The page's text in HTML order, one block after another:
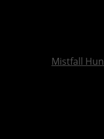
Mistfall